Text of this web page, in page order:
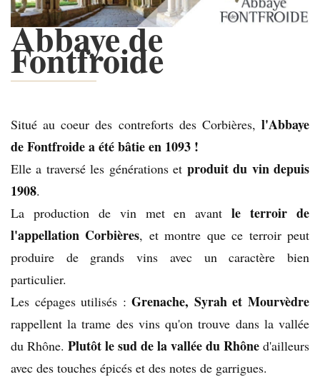
Abbaye de
Fontfroide
Situé au coeur des contreforts des Corbières, l'Abbaye
de Fontfroide a été bâtie en 1093 !
Elle a traversé les générations et produit du vin depuis
1908.
La production de vin met en avantle terroir de
l'appellation Corbières, et montre que ce terroir peut
produire de grands vins avec un caractère bien
particulier.
Les cépages utilisés :Grenache, Syrah et Mourvèdre
rappellent la trame des vins qu'on trouve dans la vallée
du Rhône. Plutôt le sud de la vallée du Rhône d'ailleurs
avec des touches épicés et des notes de garrigues.